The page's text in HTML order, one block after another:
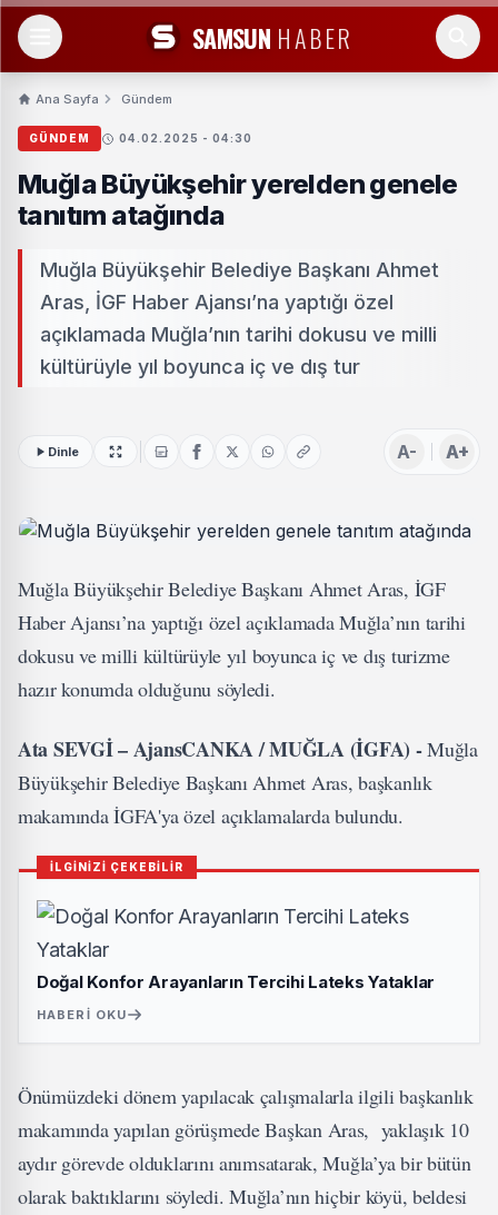
SAMSUN HABER
Ana Sayfa Gündem
GÜNDEM 04.02.2025 - 04:30
Muğla Büyükşehir yerelden genele
tanıtım atağında
Muğla Büyükşehir Belediye Başkanı Ahmet
Aras, İGF Haber Ajansı’na yaptığı özel
açıklamada Muğla’nın tarihi dokusu ve milli
kültürüyle yıl boyunca iç ve dış tur
Dinle A- A+
Muğla Büyükşehir Belediye Başkanı Ahmet Aras, İGF
Haber Ajansı’na yaptığı özel açıklamada Muğla’nın tarihi
dokusu ve milli kültürüyle yıl boyunca iç ve dış turizme
hazır konumda olduğunu söyledi.
Ata SEVGİ – AjansCANKA / MUĞLA (İGFA) -Muğla
Büyükşehir Belediye Başkanı Ahmet Aras, başkanlık
makamında İGFA'ya özel açıklamalarda bulundu.
İLGİNİZİ ÇEKEBİLİR
Doğal Konfor Arayanların Tercihi Lateks Yataklar
HABERI OKU
Önümüzdeki dönem yapılacak çalışmalarla ilgili başkanlık
makamında yapılan görüşmede Başkan Aras, yaklaşık 10
aydır görevde olduklarını anımsatarak, Muğla’ya bir bütün
olarak baktıklarını söyledi. Muğla’nın hiçbir köyü, beldesi